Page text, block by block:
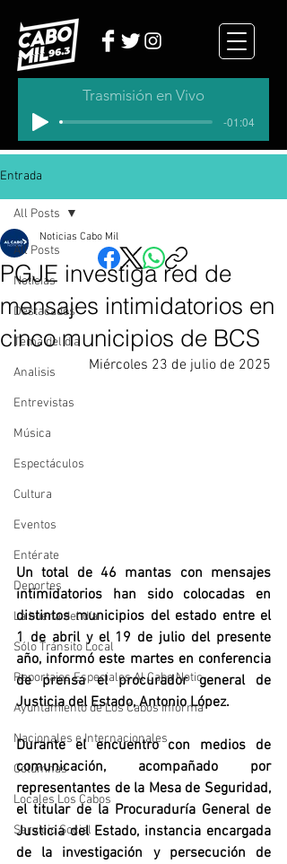
Trasmisión en Vivo
-01:04
Entrada
All Posts
Noticias
Destacados
Tema del dia
Analisis
Entrevistas
Música
Espectáculos
Cultura
Eventos
Entérate
Deportes
La buena del día
Sólo Tránsito Local
Reportajes Especiales Al Cabo Notic
Ayuntamiento de Los Cabos Informa
Nacionales e Internacionales
Columnas
Locales Los Cabos
Servicio Social
All Posts
PGJE investiga red de
mensajes intimidatorios en
cinco municipios de BCS
Noticias Cabo Mil
Miércoles 23 de julio de 2025
Un total de 46 mantas con mensajes
intimidatorios han sido colocadas en
distintos municipios del estado entre el
1 de abril y el 19 de julio del presente
año, informó este martes en conferencia
de prensa el procurador general de
Justicia del Estado, Antonio López.
Durante el encuentro con medios de
comunicación, acompañado por
representantes de la Mesa de Seguridad,
el titular de la Procuraduría General de
Justicia del Estado, instancia encargada
de la investigación y persecución de